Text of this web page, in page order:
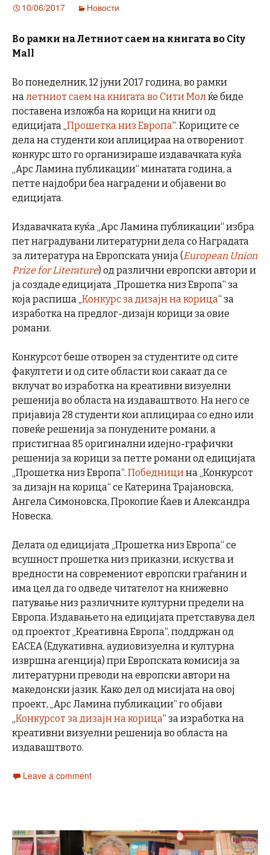
10/06/2017 Новости
Во рамки на Летниот саем на книгата во City
Mall
Во понеделник, 12 јуни 2017 година, во рамки
на летниот саем на книгата во Сити Молќе биде
поставена изложба на корици на книги од
едицијата „ Прошетка низ Европа“. Кориците се
дела на студенти кои аплицираа на отворениот
конкурс што го организираше издавачката куќа
„Арс Ламина публикации“ минатата година, а
петте најдобри беа наградени и објавени во
едицијата.
Издавачката куќа „Арс Ламина публикации“ избра
пет наградувани литературни дела со Наградата
за литература на Европската унија (European Union
Prize for Literature) од различни европски автори и
ја создаде едицијата „Прошетка низ Европа“ за
која распиша „ Конкурс за дизајн на корица“ за
изработка на предлог-дизајн корици за овие
романи.
Конкурсот беше отворен за студентите од сите
факултети и од сите области кои сакаат да се
вклучат во изработка на креативни визуелни
решенија во областа на издаваштвото. На него се
пријавија 28 студенти кои аплицираа со едно или
повеќе решенија за понудените романи, а
пристигнаа 85 оригинални идејно-графички
решенија за корици за петте романи од едицијата
„Прошетка низ Европа“. Победницина „Конкурсот
за дизајн на корица“ се Катерина Трајановска,
Ангела Симоновска, Прокопие Ќаев и Александра
Новеска.
Делата од eдицијата „Прошетка низ Европа“ се
всушност прошетка низ приказни, искуства и
вредности на современиот европски граѓанин и
има цел да го одведе читателот на книжевно
патување низ различните културни предели на
Европа. Издавањето на едицијата претставува дел
од проектот „Креативна Европа“, поддржан од
EACEA (Едукативна, аудиовизуелна и културна
извршна агенција) при Европската комисија за
литературни преводи на европски автори на
македонски јазик. Како дел од мисијата на овој
проект, „Арс Ламина публикации“ го објави
Конкурсот за дизајн на корица“ за изработка на
креативни визуелни решенија во областа на
издаваштвото.
Leave a comment